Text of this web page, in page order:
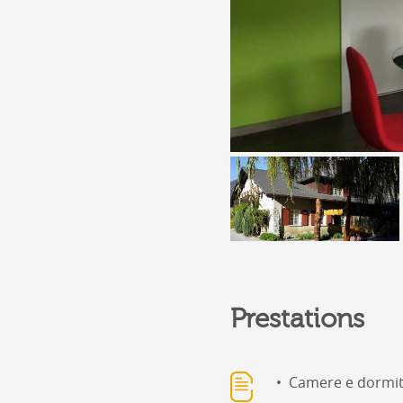
Prestations
Camere e